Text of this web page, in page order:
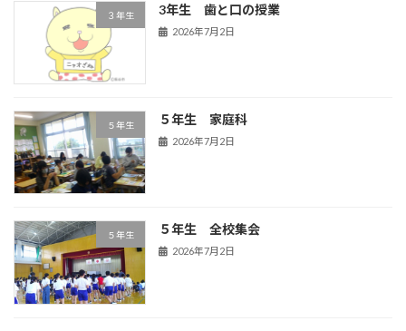
３年生 3年生 歯と口の授業
2026年7月2日
５年生 ５年生 家庭科
2026年7月2日
５年生 ５年生 全校集会
2026年7月2日